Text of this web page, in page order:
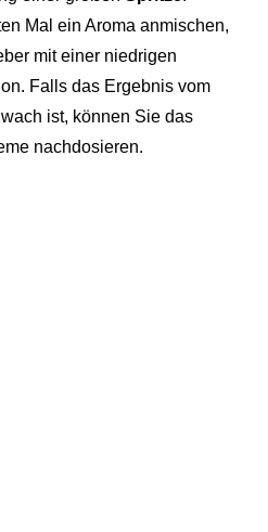
Mal ein Aroma anmischen,
mit einer niedrigen
Falls das Ergebnis vom
ist, können Sie das
nachdosieren.